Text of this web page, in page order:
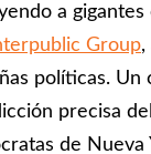
a gigantes
Group,
políticas. Un
precisa
de Nueva